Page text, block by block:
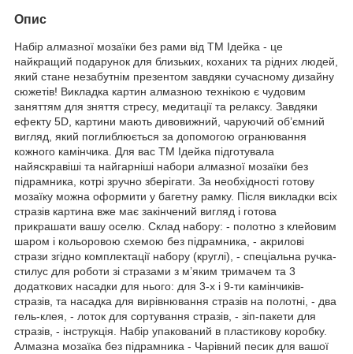
Опис
Набір алмазної мозаїки без рами від ТМ Ідейка - це
найкращий подарунок для близьких, коханих та рідних людей,
який стане незабутнім презентом завдяки сучасному дизайну
сюжетів! Викладка картин алмазною технікою є чудовим
заняттям для зняття стресу, медитації та релаксу. Завдяки
ефекту 5D, картини мають дивовижний, чаруючий об’ємний
вигляд, який поглиблюється за допомогою огранювання
кожного камінчика. Для вас ТМ Ідейка підготувала
найяскравіші та найгарніші набори алмазної мозаїки без
підрамника, котрі зручно зберігати. За необхідності готову
мозаїку можна оформити у багетну рамку. Після викладки всіх
стразів картина вже має закінчений вигляд і готова
прикрашати вашу оселю. Склад набору: - полотно з клейовим
шаром і кольоровою схемою без підрамника, - акрилові
стрази згідно комплектації набору (круглі), - спеціальна ручка-
стилус для роботи зі стразами з м’яким тримачем та 3
додаткових насадки для нього: для 3-х і 9-ти камінчиків-
стразів, та насадка для вирівнювання стразів на полотні, - два
гель-клея, - лоток для сортування стразів, - зіп-пакети для
стразів, - інструкція. Набір упакований в пластикову коробку.
Алмазна мозаїка без підрамника - Чарівний песик для вашої